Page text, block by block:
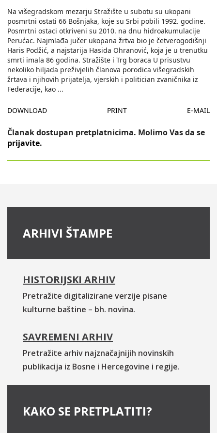
Na višegradskom mezarju Stražište u subotu su ukopani
posmrtni ostati 66 Bošnjaka, koje su Srbi pobili 1992. godine.
Posmrtni ostaci otkriveni su 2010. na dnu hidroakumulacije
Perućac. Najmlađa jučer ukopana žrtva bio je četverogodišnji
Haris Podžić, a najstarija Hasida Ohranović, koja je u trenutku
smrti imala 86 godina. Stražište i Trg boraca U prisustvu
nekoliko hiljada preživjelih članova porodica višegradskih
žrtava i njihovih prijatelja, vjerskih i politician zvaničnika iz
Federacije, kao ...
DOWNLOAD PRINT E-MAIL
Članak dostupan pretplatnicima. Molimo Vas da se
prijavite.
ARHIVI ŠTAMPE
HISTORIJSKI ARHIV
Pretražite digitalizirane verzije pisane
kulturne baštine – bh. novina.
SAVREMENI ARHIV
Pretražite arhiv najznačajnijih novinskih
publikacija iz Bosne i Hercegovine i regije.
KAKO SE PRETPLATITI?